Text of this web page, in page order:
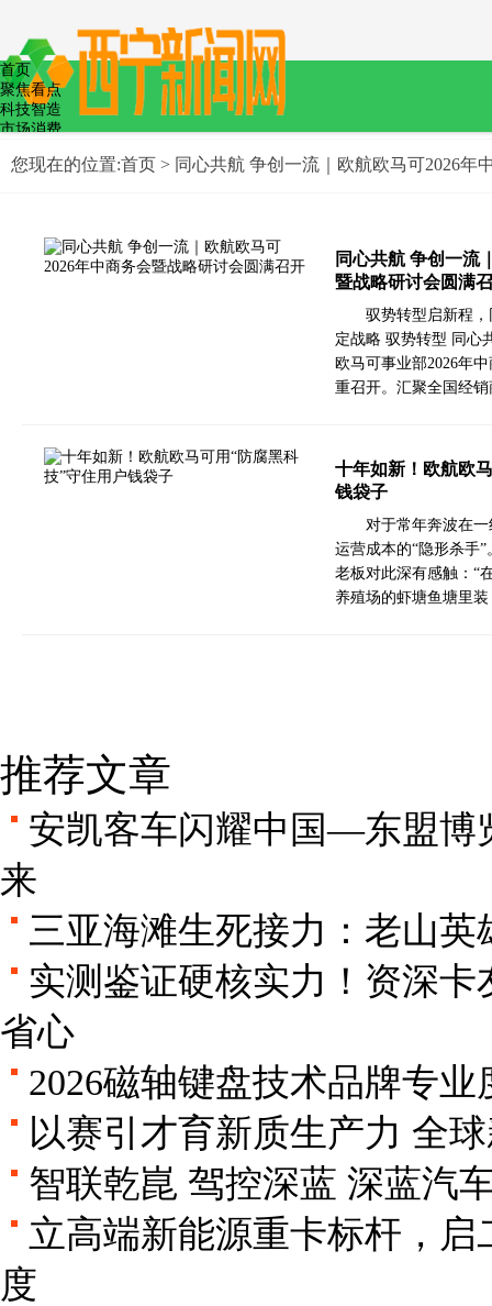
首页
聚焦看点
科技智造
市场消费
文娱体育
政策法制
您现在的位置:首页 > 同心共航 争创一流｜欧航欧马可2026年
同心共航 争创一流
暨战略研讨会圆满
驭势转型启新程
定战略 驭势转型 同心
欧马可事业部2026年
重召开。汇聚全国经
十年如新！欧航欧
钱袋子
对于常年奔波在
运营成本的“隐形杀手
老板对此深有感触：“
养殖场的虾塘鱼塘里
推荐文章
安凯客车闪耀中国—东盟博
来
三亚海滩生死接力：老山
实测鉴证硬核实力！资深
省心
2026磁轴键盘技术品牌专业
以赛引才育新质生产力 全
智联乾崑 驾控深蓝 深蓝汽
立高端新能源重卡标杆，启
度